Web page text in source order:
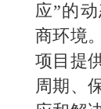
应”的
商环境
项目提
周期、